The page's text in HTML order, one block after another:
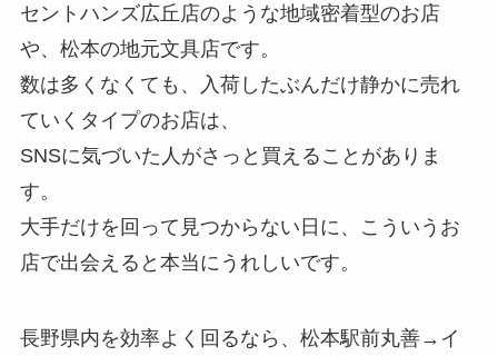
セントハンズ広丘店のような地域密着型のお店
や、松本の地元文具店です。
数は多くなくても、入荷したぶんだけ静かに売れ
ていくタイプのお店は、
SNSに気づいた人がさっと買えることがありま
す。
大手だけを回って見つからない日に、こういうお
店で出会えると本当にうれしいです。
長野県内を効率よく回るなら、松本駅前丸善→イ